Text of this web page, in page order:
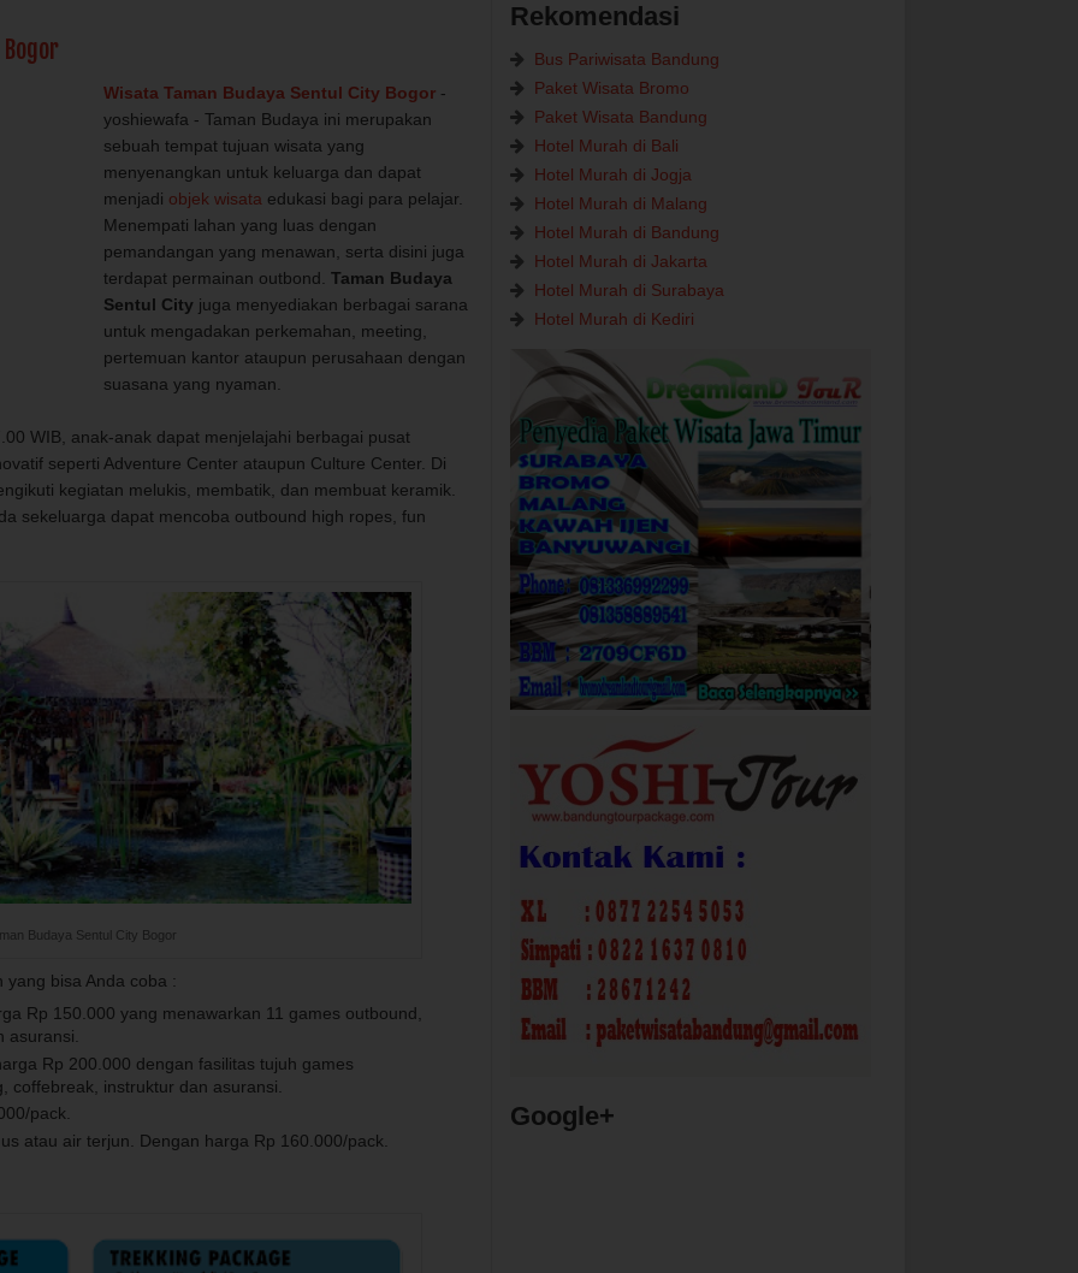
Wisata Taman Budaya Sentul City Bogor -
yoshiewafa - Taman Budaya ini merupakan
sebuah tempat tujuan wisata yang
menyenangkan untuk keluarga dan dapat
menjadi objek wisata edukasi bagi para pelajar.
Menempati lahan yang luas dengan
pemandangan yang menawan, serta disini juga
terdapat permainan outbond. Taman Budaya
Sentul City juga menyediakan berbagai sarana
untuk mengadakan perkemahan, meeting,
pertemuan kantor ataupun perusahaan dengan
suasana yang nyaman.
WIB, anak-anak dapat menjelajahi berbagai pusat
seperti Adventure Center ataupun Culture Center. Di
kegiatan melukis, membatik, dan membuat keramik.
sekeluarga dapat mencoba outbound high ropes, fun
Budaya Sentul City Bogor
bisa Anda coba :
Rp 150.000 yang menawarkan 11 games outbound,
asuransi.
Rp 200.000 dengan fasilitas tujuh games
coffebreak, instruktur dan asuransi.
pack.
atau air terjun. Dengan harga Rp 160.000/pack.
Rekomendasi
Bus Pariwisata Bandung
Paket Wisata Bromo
Paket Wisata Bandung
Hotel Murah di Bali
Hotel Murah di Jogja
Hotel Murah di Malang
Hotel Murah di Bandung
Hotel Murah di Jakarta
Hotel Murah di Surabaya
Hotel Murah di Kediri
Google+